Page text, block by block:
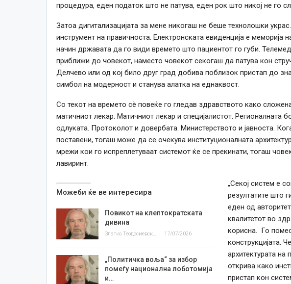
процедура, еден податок што не патува, еден рок што никој не го
Затоа дигитализацијата за мене никогаш не беше технолошки
инструмент на правичноста. Електронската евиденција е меморија
начин државата да го види времето што пациентот го губи.
приближи до човекот, наместо човекот секогаш да патува кон
Делчево или од кој било друг град добива поблизок пристап до
симбол на модерност и станува алатка на еднаквост.
Со текот на времето сè повеќе го гледав здравството како
матичниот лекар. Матичниот лекар и специјалистот. Регионалната
одлуката. Протоколот и довербата. Министерството и јавноста.
поставени, тогаш може да се очекува институционалната
мрежи кои го испреплетуваат системот ќе се прекинати, тогаш
лавиринт.
Можеби ќе ве интересира
Повикот на клептократската
дивина
Златко Теодосиевски 17/07/2026
„Политичка воља“ за избор
помеѓу национална лоботомија
и…
„Секој систем е
резултатите што
еден од
квалитетот во
корисна. Го
конструкцијата.
архитектурата
открива како
пристап кон